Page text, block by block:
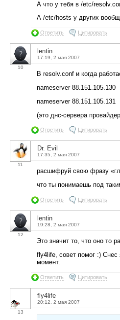
А что у тебя в /etc/
А /etc/hosts у других
Ответить Цитировать
10
lentin
17:19, 2 мая 2007
В resolv.conf и когда
nameserver 88.151.105.130
nameserver 88.151.105.131
(это днс-сервера
Ответить Цитировать
11
Dr. Evil
17:35, 2 мая 2007
расшифруй свою фразу
что ты понимаешь под
Ответить Цитировать
12
lentin
19:28, 2 мая 2007
Это значит то, что оно то
fly4life, совет помог :)
момент.
Ответить Цитировать
13
fly4life
20:12, 2 мая 2007